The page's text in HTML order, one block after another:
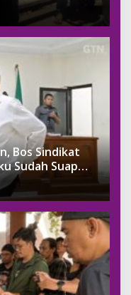
Bos Sindikat
Sudah Suap